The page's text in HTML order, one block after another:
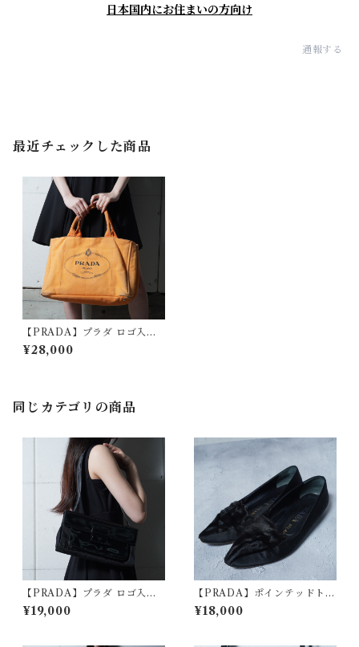
日本国内にお住まいの方向け
通報する
最近チェックした商品
【PRADA】プラダ ロゴ入カ
ナパトートバッグ orange
¥28,000
同じカテゴリの商品
【PRADA】プラダ ロゴ入エ
ナメルレザー・ナイロンワン
ショルダーバッグ black
¥19,000
【PRADA】ポインテッドトゥ
ファーフラットシューズ blac
k
¥18,000